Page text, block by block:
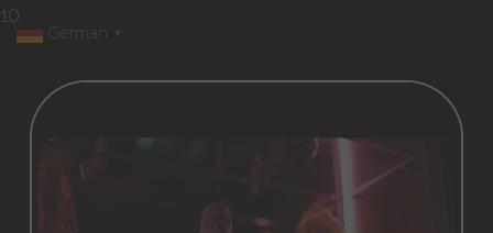
10
German